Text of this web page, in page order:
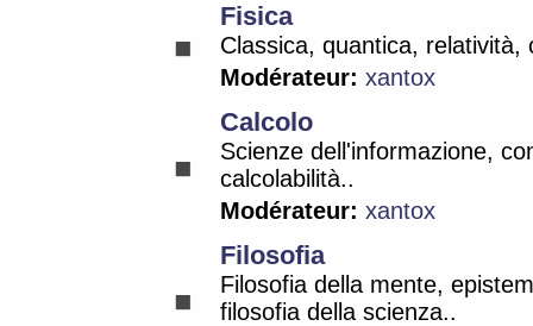
Fisica
Classica, quantica, relatività,
Modérateur: xantox
Calcolo
Scienze dell'informazione,
calcolabilità..
Modérateur: xantox
Filosofia
Filosofia della mente,
filosofia della scienza..